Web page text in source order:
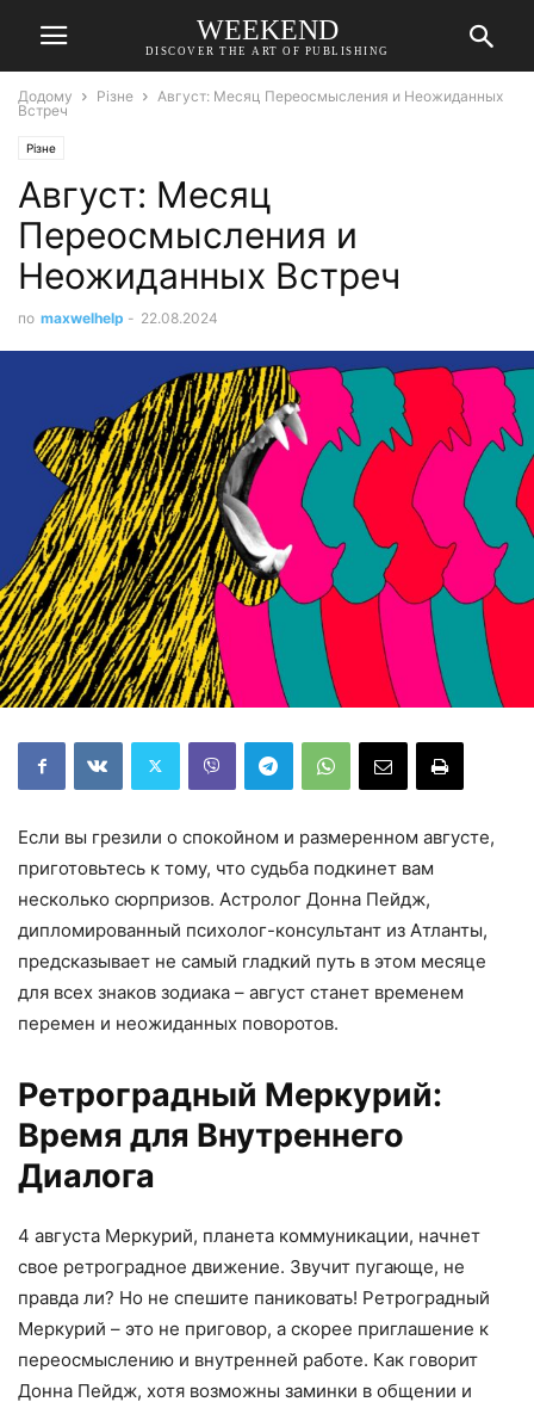
WEEKEND
DISCOVER THE ART OF PUBLISHING
Додому Різне
Август: Месяц Переосмысления и Неожиданных
Встреч
Різне
Август: Месяц
Переосмысления и
Неожиданных Встреч
по maxwelhelp - 22.08.2024
Если вы грезили о спокойном и размеренном августе,
приготовьтесь к тому, что судьба подкинет вам
несколько сюрпризов. Астролог Донна Пейдж,
дипломированный психолог-консультант из Атланты,
предсказывает не самый гладкий путь в этом месяце
для всех знаков зодиака – август станет временем
перемен и неожиданных поворотов.
Ретроградный Меркурий:
Время для Внутреннего
Диалога
4 августа Меркурий, планета коммуникации, начнет
свое ретроградное движение. Звучит пугающе, не
правда ли? Но не спешите паниковать! Ретроградный
Меркурий – это не приговор, а скорее приглашение к
переосмыслению и внутренней работе. Как говорит
Донна Пейдж, хотя возможны заминки в общении и